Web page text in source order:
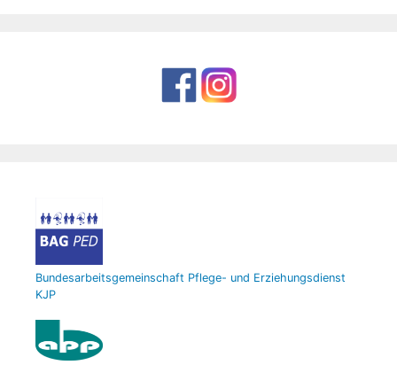
Bundesarbeitsgemeinschaft Pflege- und Erziehungsdienst
KJP